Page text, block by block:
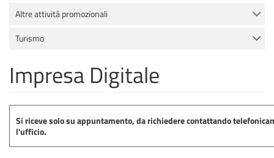
Altre attività promozionali
Turismo
Impresa Digitale
Si riceve solo su appuntamento, da richiedere contattando
l'ufficio.